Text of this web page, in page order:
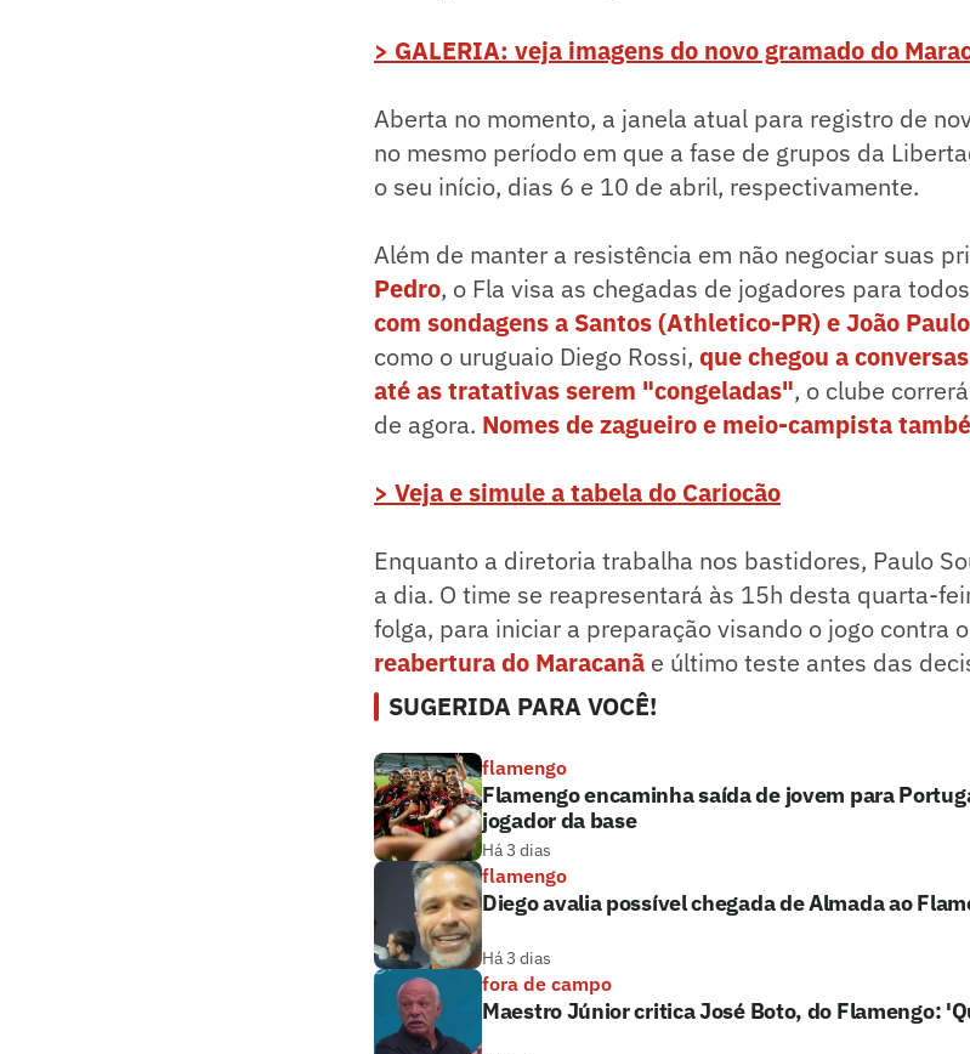
> GALERIA: veja imagens do novo gramado do
Aberta no momento, a janela atual para registro de
no mesmo período em que a fase de grupos da
o seu início, dias 6 e 10 de abril, respectivamente.
Além de manter a resistência em não negociar suas
Pedro, o Fla visa as chegadas de jogadores para
com sondagens a Santos (Athletico-PR) e João
como o uruguaio Diego Rossi, que chegou a
até as tratativas serem "congeladas", o clube
de agora. Nomes de zagueiro e meio-campista
> Veja e simule a tabela do Cariocão
Enquanto a diretoria trabalha nos bastidores, Paulo
a dia. O time se reapresentará às 15h desta quarta-
folga, para iniciar a preparação visando o jogo contra
reabertura do Maracanã e último teste antes das
SUGERIDA PARA VOCÊ!
flamengo
Flamengo encaminha saída de jovem para
jogador da base
Há 3 dias
flamengo
Diego avalia possível chegada de Almada ao
Há 3 dias
fora de campo
Maestro Júnior critica José Boto, do Flamengo: